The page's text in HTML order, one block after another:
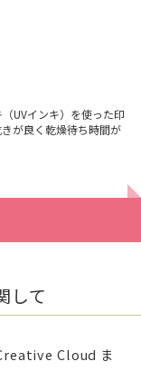
UVインキ）を使った印
が良く乾燥待ち時間が
して
Cloud ま